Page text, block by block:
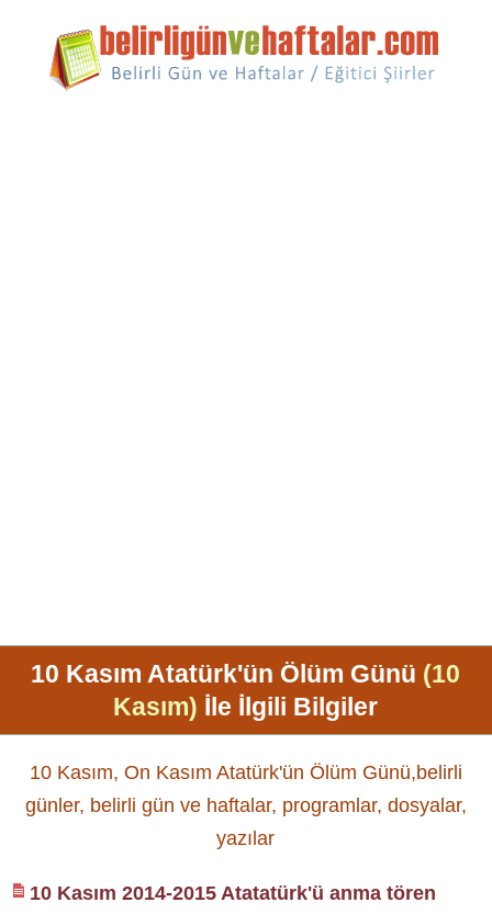
10 Kasım Atatürk'ün Ölüm Günü (10
Kasım) İle İlgili Bilgiler
10 Kasım, On Kasım Atatürk'ün Ölüm Günü,belirli
günler, belirli gün ve haftalar, programlar, dosyalar,
yazılar
10 Kasım 2014-2015 Atatatürk'ü anma tören